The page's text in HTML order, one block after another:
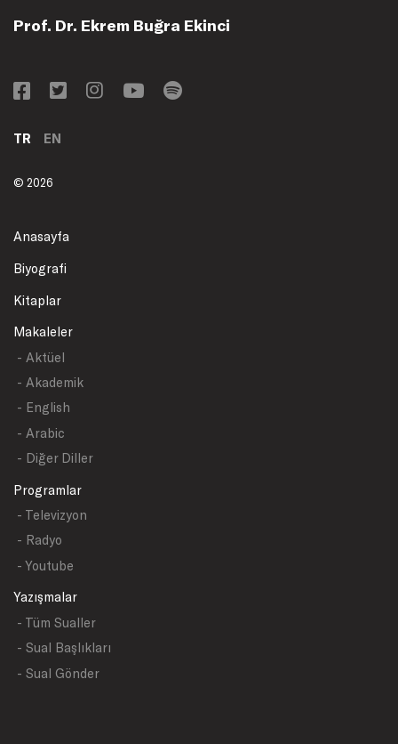
Prof. Dr. Ekrem Buğra Ekinci
TR EN
© 2026
Anasayfa
Biyografi
Kitaplar
Makaleler
- Aktüel
- Akademik
- English
- Arabic
- Diğer Diller
Programlar
- Televizyon
- Radyo
- Youtube
Yazışmalar
- Tüm Sualler
- Sual Başlıkları
- Sual Gönder